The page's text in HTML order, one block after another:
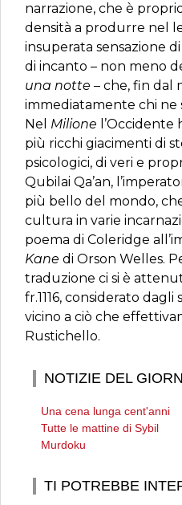
narrazione, che è
densità a produrre nel
insuperata sensazione
di incanto – non meno
una notte – che, fin dal
immediatamente chi ne
Nel Milione
più ricchi giacimenti di
psicologici, di veri e
Qubilai Qa’an,
più bello del mondo,
cultura in varie
poema di Coleridge
Kane di Orson Welles.
traduzione ci si è
fr.1116, considerato
vicino a ciò che
Rustichello.
NOTIZIE DEL
Una cena lunga cent'anni
Tutte le mattine di Sybil
Murdoku
TI POTREBBE